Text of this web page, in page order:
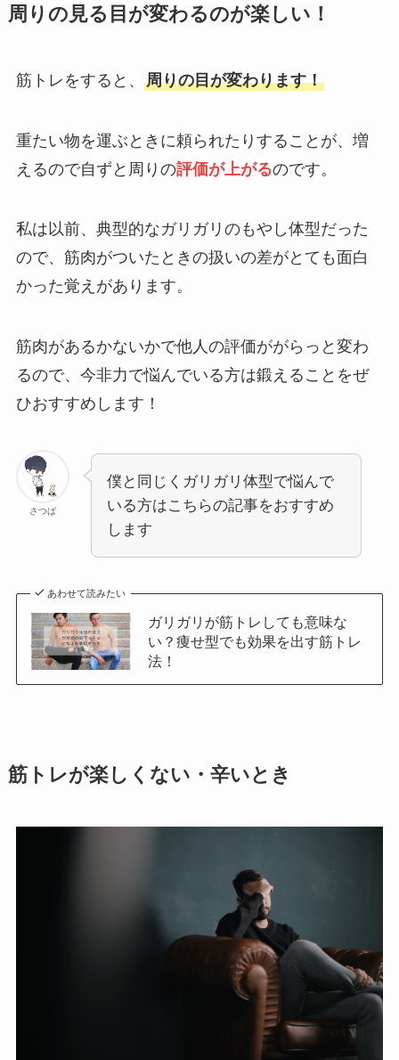
周りの見る目が変わるのが楽しい！
筋トレをすると、 周りの目が変わります！
重たい物を運ぶときに頼られたりすることが、増
えるので自ずと周りの評価が上がるのです。
私は以前、典型的なガリガリのもやし体型だった
ので、筋肉がついたときの扱いの差がとても面白
かった覚えがあります。
筋肉があるかないかで他人の評価ががらっと変わ
るので、今非力で悩んでいる方は鍛えることをぜ
ひおすすめします！
さつば
僕と同じくガリガリ体型で悩んで
いる方はこちらの記事をおすすめ
します
あわせて読みたい
ガリガリが筋トレしても意味な
い？痩せ型でも効果を出す筋トレ
法！
筋トレが楽しくない・辛いとき